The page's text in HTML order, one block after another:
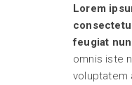
Lorem
feugiat
omnis iste
voluptatem